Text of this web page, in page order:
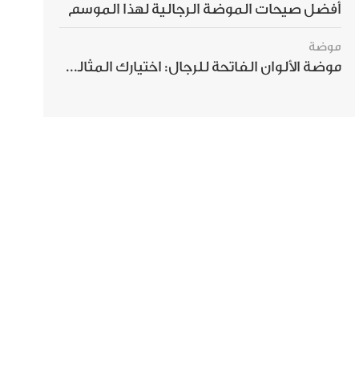
أفضل صيحات الموضة الرجالية لهذا الموسم
موضة
موضة الألوان الفاتحة للرجال: اختيارك المثالي لإطلالة صيفية مبهرة